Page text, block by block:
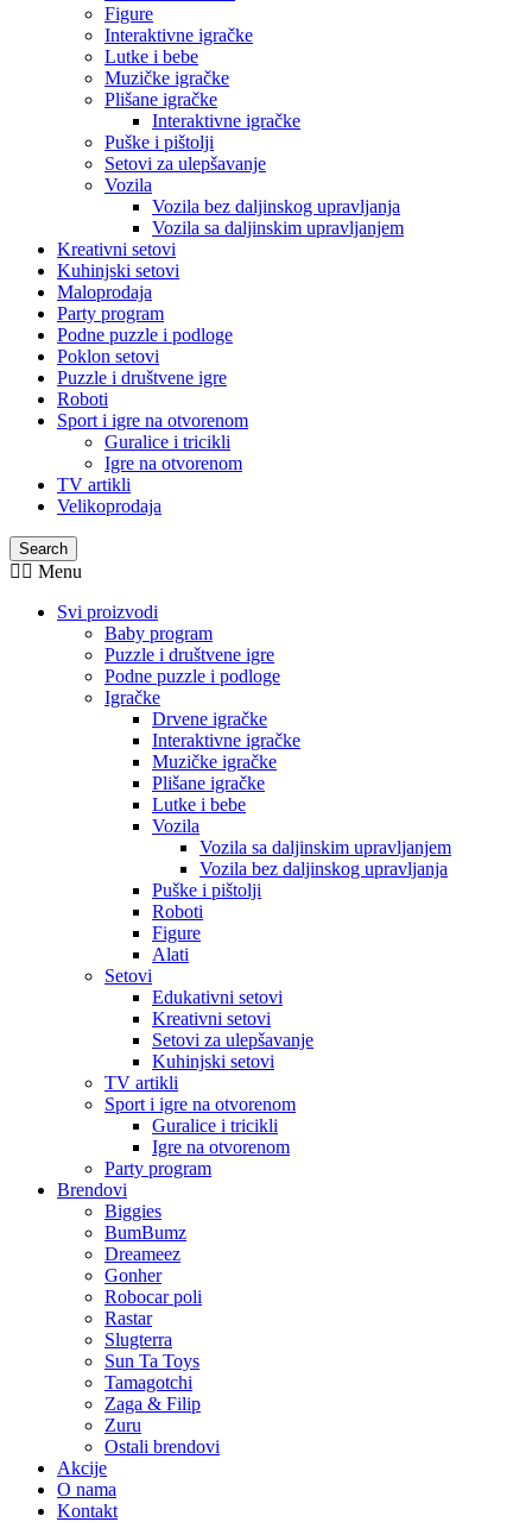
Figure
Interaktivne igračke
Lutke i bebe
Muzičke igračke
Plišane igračke
Interaktivne igračke
Puške i pištolji
Setovi za ulepšavanje
Vozila
Vozila bez daljinskog upravljanja
Vozila sa daljinskim upravljanjem
Kreativni setovi
Kuhinjski setovi
Maloprodaja
Party program
Podne puzzle i podloge
Poklon setovi
Puzzle i društvene igre
Roboti
Sport i igre na otvorenom
Guralice i tricikli
Igre na otvorenom
TV artikli
Velikoprodaja
Search
Menu
Svi proizvodi
Baby program
Puzzle i društvene igre
Podne puzzle i podloge
Igračke
Drvene igračke
Interaktivne igračke
Muzičke igračke
Plišane igračke
Lutke i bebe
Vozila
Vozila sa daljinskim upravljanjem
Vozila bez daljinskog upravljanja
Puške i pištolji
Roboti
Figure
Alati
Setovi
Edukativni setovi
Kreativni setovi
Setovi za ulepšavanje
Kuhinjski setovi
TV artikli
Sport i igre na otvorenom
Guralice i tricikli
Igre na otvorenom
Party program
Brendovi
Biggies
BumBumz
Dreameez
Gonher
Robocar poli
Rastar
Slugterra
Sun Ta Toys
Tamagotchi
Zaga & Filip
Zuru
Ostali brendovi
Akcije
O nama
Kontakt